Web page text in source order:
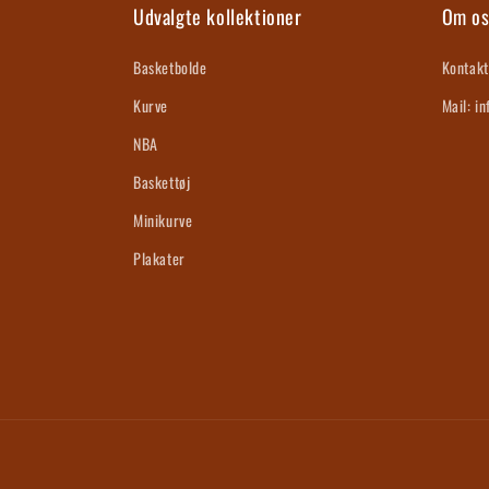
Udvalgte kollektioner
Basketbolde
Kurve
NBA
Baskettøj
Minikurve
Plakater
Om os
Mail: